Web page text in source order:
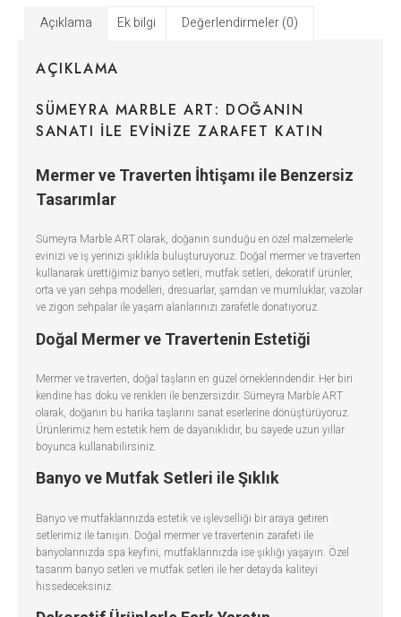
Açıklama Ek bilgi Değerlendirmeler (0)
AÇIKLAMA
SÜMEYRA MARBLE ART: DOĞANIN
SANATI ILE EVINIZE ZARAFET KATIN
Mermer ve Traverten İhtişamı ile Benzersiz
Tasarımlar
Sümeyra Marble ART olarak, doğanın sunduğu en özel malzemelerle
evinizi ve iş yerinizi şıklıkla buluşturuyoruz. Doğal mermer ve traverten
kullanarak ürettiğimiz banyo setleri, mutfak setleri, dekoratif ürünler,
orta ve yan sehpa modelleri, dresuarlar, şamdan ve mumluklar, vazolar
ve zigon sehpalar ile yaşam alanlarınızı zarafetle donatıyoruz.
Doğal Mermer ve Travertenin Estetiği
Mermer ve traverten, doğal taşların en güzel örneklerindendir. Her biri
kendine has doku ve renkleri ile benzersizdir. Sümeyra Marble ART
olarak, doğanın bu harika taşlarını sanat eserlerine dönüştürüyoruz.
Ürünlerimiz hem estetik hem de dayanıklıdır, bu sayede uzun yıllar
boyunca kullanabilirsiniz.
Banyo ve Mutfak Setleri ile Şıklık
Banyo ve mutfaklarınızda estetik ve işlevselliği bir araya getiren
setlerimiz ile tanışın. Doğal mermer ve travertenin zarafeti ile
banyolarınızda spa keyfini, mutfaklarınızda ise şıklığı yaşayın. Özel
tasarım banyo setleri ve mutfak setleri ile her detayda kaliteyi
hissedeceksiniz.